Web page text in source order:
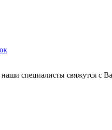
специалисты свяжутся с